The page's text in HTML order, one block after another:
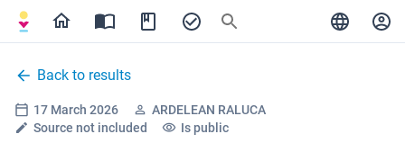
Back to results
17 March 2026
ARDELEAN RALUCA
Source not included
Is public